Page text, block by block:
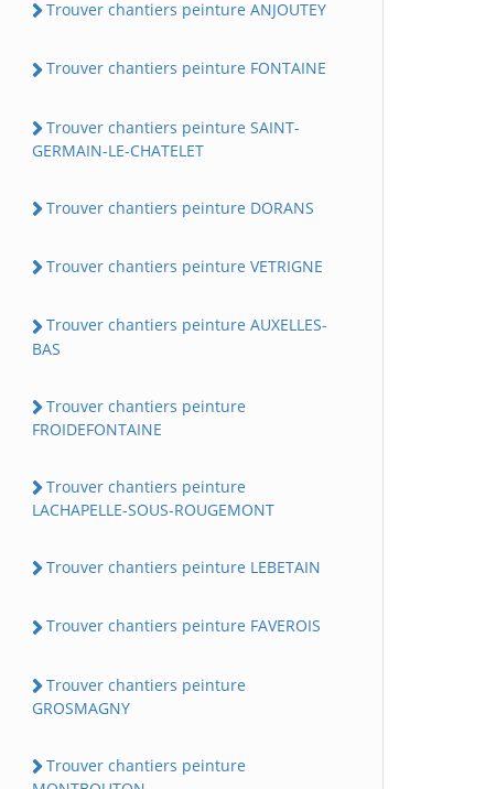
Trouver chantiers peinture ANJOUTEY
Trouver chantiers peinture FONTAINE
Trouver chantiers peinture SAINT-
GERMAIN-LE-CHATELET
Trouver chantiers peinture DORANS
Trouver chantiers peinture VETRIGNE
Trouver chantiers peinture AUXELLES-
BAS
Trouver chantiers peinture
FROIDEFONTAINE
Trouver chantiers peinture
LACHAPELLE-SOUS-ROUGEMONT
Trouver chantiers peinture LEBETAIN
Trouver chantiers peinture FAVEROIS
Trouver chantiers peinture
GROSMAGNY
Trouver chantiers peinture